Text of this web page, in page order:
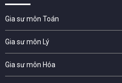
Gia sư môn Toán
Gia sư môn Lý
Gia sư môn Hóa